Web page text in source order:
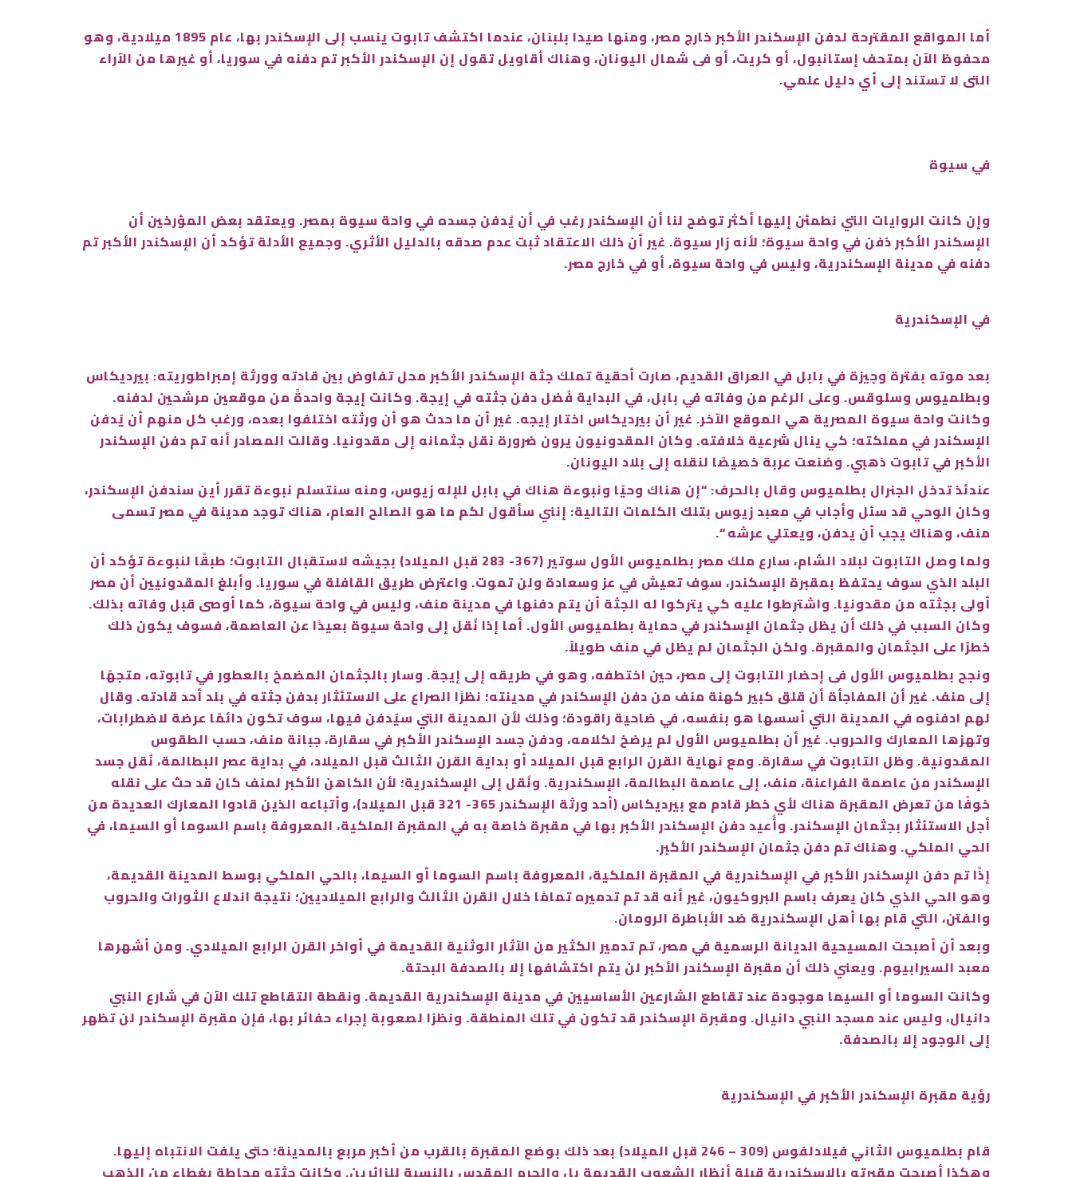
أما المواقع المقترحة لدفن الإسكندر الأكبر خارج مصر، ومنها صيدا بلبنان، عندما اكتشف تابوت ينسب إلى الإسكندر بها، عام 1895 ميلادية، وهو
محفوظ الآن بمتحف إستانبول، أو كريت، أو فى شمال اليونان، وهناك أقاويل تقول إن الإسكندر الأكبر تم دفنه في سوريا، أو غيرها من الآراء
التى لا تستند إلى أي دليل علمي.
في سيوة
وإن كانت الروايات التي نطمئن إليها أكثر توضح لنا أن الإسكندر رغب في أن يُدفن جسده في واحة سيوة بمصر. ويعتقد بعض المؤرخين أن
الإسكندر الأكبر دُفن في واحة سيوة؛ لأنه زار سيوة. غير أن ذلك الاعتقاد ثبت عدم صدقه بالدليل الأثري. وجميع الأدلة تؤكد أن الإسكندر الأكبر تم
دفنه في مدينة الإسكندرية، وليس في واحة سيوة، أو في خارج مصر.
في الإسكندرية
بعد موته بفترة وجيزة في بابل في العراق القديم، صارت أحقية تملك جثة الإسكندر الأكبر محل تفاوض بين قادته وورثة إمبراطوريته: بيرديكاس
وبطلميوس وسلوقس. وعلى الرغم من وفاته في بابل، في البداية فُضل دفن جثته في إيجة. وكانت إيجة واحدةً من موقعين مرشحين لدفنه.
وكانت واحة سيوة المصرية هي الموقع الآخر. غير أن بيرديكاس اختار إيجه. غير أن ما حدث هو أن ورثته اختلفوا بعده، ورغب كل منهم أن يُدفن
الإسكندر في مملكته؛ كي ينال شرعية خلافته. وكان المقدونيون يرون ضرورة نقل جثمانه إلى مقدونيا. وقالت المصادر أنه تم دفن الإسكندر
الأكبر في تابوت ذهبي. وصُنعت عربة خصيصًا لنقله إلى بلاد اليونان.
عندئذ تدخل الجنرال بطلميوس وقال بالحرف: “إن هناك وحيًا ونبوءة هناك في بابل للإله زيوس، ومنه سنتسلم نبوءة تقرر أين سندفن الإسكندر،
وكان الوحي قد سئل وأجاب في معبد زيوس بتلك الكلمات التالية: إنني سأقول لكم ما هو الصالح العام، هناك توجد مدينة في مصر تسمى
منف، وهناك يجب أن يدفن، ويعتلي عرشه “.
ولما وصل التابوت لبلاد الشام، سارع ملك مصر بطلميوس الأول سوتير (367- 283 قبل الميلاد) بجيشه لاستقبال التابوت؛ طبقًا لنبوءة تؤكد أن
البلد الذي سوف يحتفظ بمقبرة الإسكندر، سوف تعيش في عز وسعادة ولن تموت. واعترض طريق القافلة في سوريا. وأبلغ المقدونيين أن مصر
أولى بجثته من مقدونيا. واشترطوا عليه كي يتركوا له الجثة أن يتم دفنها في مدينة منف، وليس في واحة سيوة، كما أوصى قبل وفاته بذلك.
وكان السبب في ذلك أن يظل جثمان الإسكندر في حماية بطلميوس الأول. أما إذا نُقل إلى واحة سيوة بعيدًا عن العاصمة، فسوف يكون ذلك
خطرًا على الجثمان والمقبرة. ولكن الجثمان لم يظل في منف طويلاً.
ونجح بطلميوس الأول فى إحضار التابوت إلى مصر، حين اختطفه، وهو في طريقه إلى إيجة. وسار بالجثمان المضمخ بالعطور في تابوته، متجهًا
إلى منف. غير أن المفاجأة أن قلق كبير كهنة منف من دفن الإسكندر في مدينته؛ نظرًا الصراع على الاستئثار بدفن جثته في بلد أحد قادته. وقال
لهم ادفنوه في المدينة التي أسسها هو بنفسه، في ضاحية راقودة؛ وذلك لأن المدينة التي سيُدفن فيها، سوف تكون دائمًا عرضة لاضطرابات،
وتهزها المعارك والحروب. غير أن بطلميوس الأول لم يرضخ لكلامه، ودفن جسد الإسكندر الأكبر في سقارة، جبانة منف، حسب الطقوس
المقدونية. وظل التابوت في سقارة. ومع نهاية القرن الرابع قبل الميلاد أو بداية القرن الثالث قبل الميلاد، في بداية عصر البطالمة، نُقل جسد
الإسكندر من عاصمة الفراعنة، منف، إلى عاصمة البطالمة، الإسكندرية. ونُقل إلى الإسكندرية؛ لأن الكاهن الأكبر لمنف كان قد حث على نقله
خوفًا من تعرض المقبرة هناك لأي خطر قادم مع بيرديكاس (أحد ورثة الإسكندر 365- 321 قبل الميلاد)، وأتباعه الذين قادوا المعارك العديدة من
أجل الاستئثار بجثمان الإسكندر. وأُعيد دفن الإسكندر الأكبر بها في مقبرة خاصة به في المقبرة الملكية، المعروفة باسم السوما أو السيما، في
الحي الملكي. وهناك تم دفن جثمان الإسكندر الأكبر.
إذًا تم دفن الإسكندر الأكبر في الإسكندرية في المقبرة الملكية، المعروفة باسم السوما أو السيما، بالحي الملكي بوسط المدينة القديمة،
وهو الحي الذي كان يعرف باسم البروكيون، غير أنه قد تم تدميره تمامًا خلال القرن الثالث والرابع الميلاديين؛ نتيجة اندلاع الثورات والحروب
والفتن، التي قام بها أهل الإسكندرية ضد الأباطرة الرومان.
وبعد أن أصبحت المسيحية الديانة الرسمية في مصر، تم تدمير الكثير من الآثار الوثنية القديمة في أواخر القرن الرابع الميلادي. ومن أشهرها
معبد السيرابيوم. ويعني ذلك أن مقبرة الإسكندر الأكبر لن يتم اكتشافها إلا بالصدفة البحتة.
وكانت السوما أو السيما موجودة عند تقاطع الشارعين الأساسيين في مدينة الإسكندرية القديمة. ونقطة التقاطع تلك الآن في شارع النبي
دانيال، وليس عند مسجد النبي دانيال. ومقبرة الإسكندر قد تكون في تلك المنطقة. ونظرًا لصعوبة إجراء حفائر بها، فإن مقبرة الإسكندر لن تظهر
إلى الوجود إلا بالصدفة.
رؤية مقبرة الإسكندر الأكبر في الإسكندرية
قام بطلميوس الثاني فيلادلفوس (309 – 246 قبل الميلاد) بعد ذلك بوضع المقبرة بالقرب من أكبر مربع بالمدينة؛ حتى يلفت الانتباه إليها.